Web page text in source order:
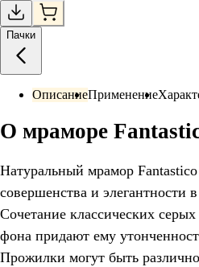
Пачки
ОписаниеПрименение
О мраморе
Натуральный мрамор
совершенства и элегантности
Сочетание классических
фона придают ему
Прожилки могут быть